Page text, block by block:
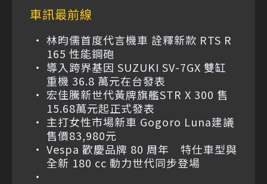
車訊最前線
林昀儒首度代言機車 詮釋新款 RTS R
165 性能鋼砲
導入跨界基因 SUZUKI SV-7GX 雙缸
重機 36.8 萬元在台發表
宏佳騰新世代黃牌旗艦STR X 300 售
15.68萬元起正式發表
主打女性市場新車 Gogoro Luna建議
售價83,980元
Vespa 歡慶品牌 80 周年 特仕車型與
全新 180 cc 動力世代同步登場